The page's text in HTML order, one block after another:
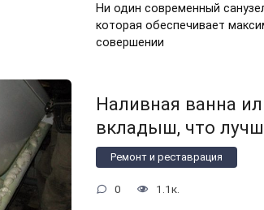
Ни один современный
которая обеспечивает
совершении
Наливная ванна
вкладыш, что
Ремонт и реставрация
0 1.1к.